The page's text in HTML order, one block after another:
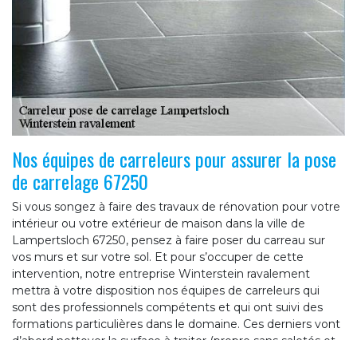
Nos équipes de carreleurs pour assurer la pose
de carrelage 67250
Si vous songez à faire des travaux de rénovation pour votre
intérieur ou votre extérieur de maison dans la ville de
Lampertsloch 67250, pensez à faire poser du carreau sur
vos murs et sur votre sol. Et pour s’occuper de cette
intervention, notre entreprise Winterstein ravalement
mettra à votre disposition nos équipes de carreleurs qui
sont des professionnels compétents et qui ont suivi des
formations particulières dans le domaine. Ces derniers vont